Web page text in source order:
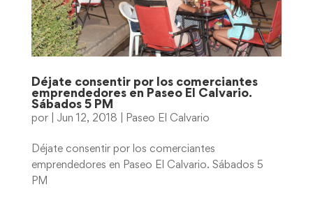
Déjate consentir por los comerciantes
emprendedores en Paseo El Calvario.
Sábados 5 PM
por Jun 12, 2018 Paseo El Calvario
Déjate consentir por los comerciantes
emprendedores en Paseo El Calvario. Sábados 5
PM